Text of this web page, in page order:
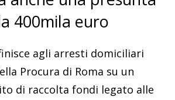
400mila euro
agli arresti domiciliari
Procura di Roma su un
di raccolta fondi legato alle